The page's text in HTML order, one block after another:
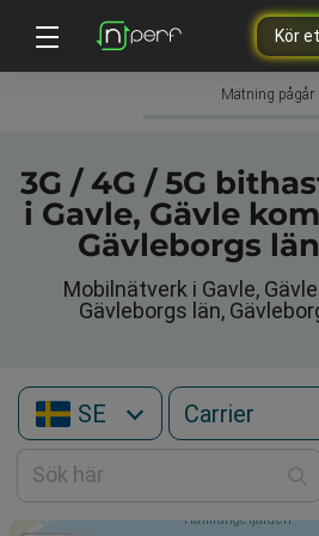
Kör
Mätning pågår
3G / 4G / 5G
i Gavle, Gävle
Gävleborgs
Mobilnätverk i Gavle,
Gävleborgs län,
SE